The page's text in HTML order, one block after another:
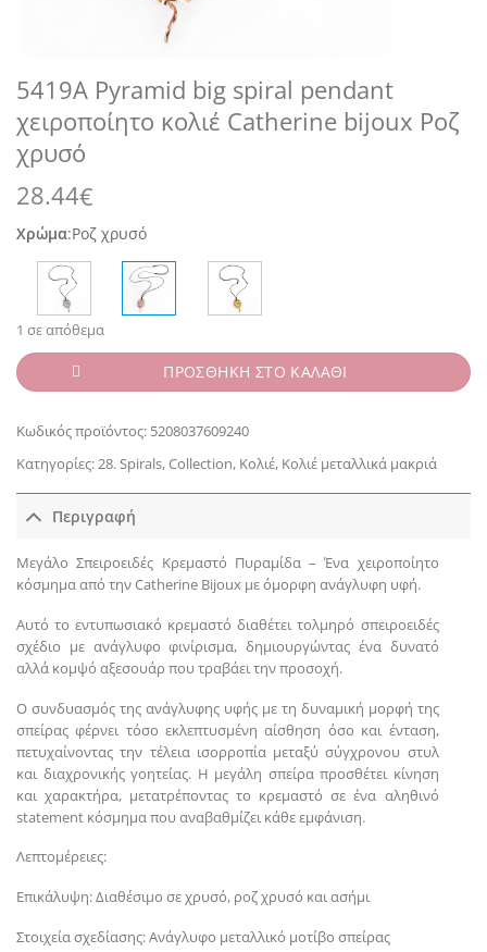
5419A Pyramid big spiral pendant
χειροποίητο κολιέ Catherine bijoux Ροζ
χρυσό
28.44€
Χρώμα:Ροζ χρυσό
1 σε απόθεμα
ΠΡΟΣΘΗΚΗ ΣΤΟ ΚΑΛΑΘΙ
Κωδικός προϊόντος: 5208037609240
Κατηγορίες: 28. Spirals,Collection, Κολιέ, Κολιέ μεταλλικά μακριά
Περιγραφή
Μεγάλο Σπειροειδές Κρεμαστό Πυραμίδα – Ένα χειροποίητο
κόσμημα από την Catherine Bijoux με όμορφη ανάγλυφη υφή.
Αυτό το εντυπωσιακό κρεμαστό διαθέτει τολμηρό σπειροειδές
σχέδιο με ανάγλυφο φινίρισμα, δημιουργώντας ένα δυνατό
αλλά κομψό αξεσουάρ που τραβάει την προσοχή.
Ο συνδυασμός της ανάγλυφης υφής με τη δυναμική μορφή της
σπείρας φέρνει τόσο εκλεπτυσμένη αίσθηση όσο και ένταση,
πετυχαίνοντας την τέλεια ισορροπία μεταξύ σύγχρονου στυλ
και διαχρονικής γοητείας. Η μεγάλη σπείρα προσθέτει κίνηση
και χαρακτήρα, μετατρέποντας το κρεμαστό σε ένα αληθινό
statement κόσμημα που αναβαθμίζει κάθε εμφάνιση.
Λεπτομέρειες:
Επικάλυψη: Διαθέσιμο σε χρυσό, ροζ χρυσό και ασήμι
Στοιχεία σχεδίασης: Ανάγλυφο μεταλλικό μοτίβο σπείρας